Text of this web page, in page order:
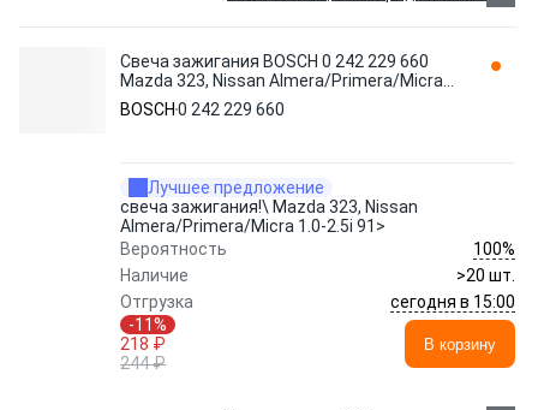
Свеча зажигания BOSCH 0 242 229 660
Mazda 323, Nissan Almera/Primera/Micra
1.0-2.5i 91>
BOSCH 0 242 229 660
Лучшее предложение
свеча зажигания!\ Mazda 323, Nissan
Almera/Primera/Micra 1.0-2.5i 91>
Вероятность
100%
Наличие
>20 шт.
Отгрузка
сегодня в 15:00
-11%
218 ₽
244 ₽
В корзину